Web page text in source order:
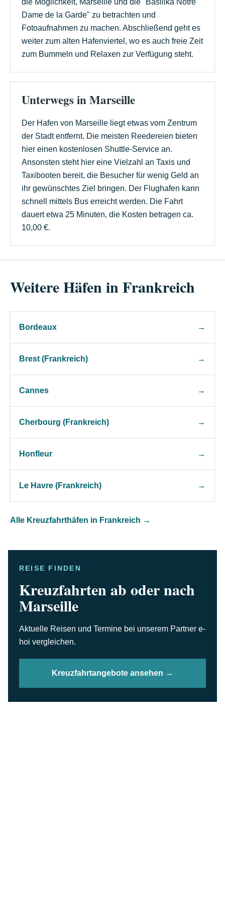
die Möglichkeit, Marseille und die "Basilika Nôtre
Dame de la Garde" zu betrachten und
Fotoaufnahmen zu machen. Abschließend geht es
weiter zum alten Hafenviertel, wo es auch freie Zeit
zum Bummeln und Relaxen zur Verfügung steht.
Unterwegs in Marseille
Der Hafen von Marseille liegt etwas vom Zentrum
der Stadt entfernt. Die meisten Reedereien bieten
hier einen kostenlosen Shuttle-Service an.
Ansonsten steht hier eine Vielzahl an Taxis und
Taxibooten bereit, die Besucher für wenig Geld an
ihr gewünschtes Ziel bringen. Der Flughafen kann
schnell mittels Bus erreicht werden. Die Fahrt
dauert etwa 25 Minuten, die Kosten betragen ca.
10,00 €.
Weitere Häfen in Frankreich
Bordeaux →
Brest (Frankreich) →
Cannes →
Cherbourg (Frankreich) →
Honfleur →
Le Havre (Frankreich) →
Alle Kreuzfahrthäfen in Frankreich →
REISE FINDEN
Kreuzfahrten ab oder nach
Marseille
Aktuelle Reisen und Termine bei unserem Partner e-
hoi vergleichen.
Kreuzfahrtangebote ansehen →